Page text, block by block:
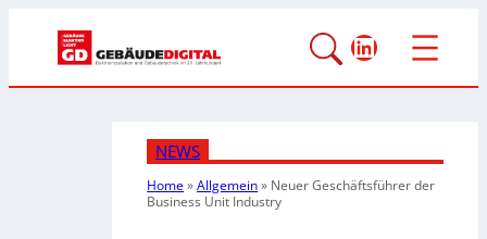
LinkedIn
NEWS
Home»Allgemein» Neuer Geschäftsführer der
Business Unit Industry